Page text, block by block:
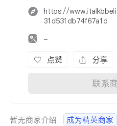
https://
31d531db74f67a1d
-
点赞 分享
联系
暂无商家介绍 成为精英商家